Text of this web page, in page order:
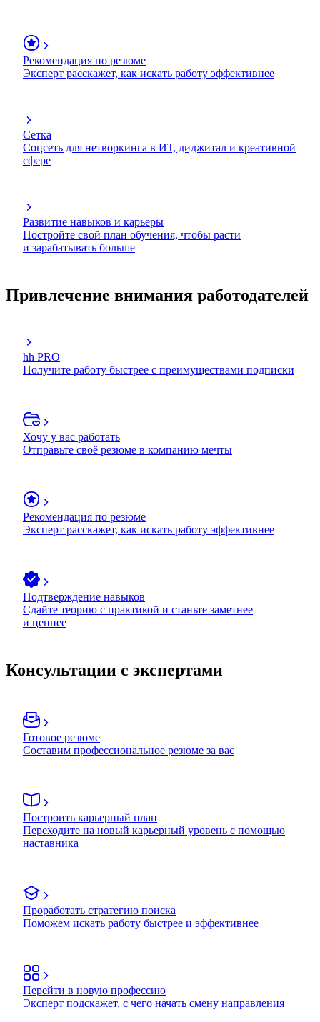
Рекомендация по резюме
Эксперт расскажет, как искать работу эффективнее
Сетка
Соцсеть для нетворкинга в ИТ, диджитал и креативной
сфере
Развитие навыков и карьеры
Постройте свой план обучения, чтобы расти
и зарабатывать больше
Привлечение внимания работодателей
hh PRO
Получите работу быстрее с преимуществами подписки
Хочу у вас работать
Отправьте своё резюме в компанию мечты
Рекомендация по резюме
Эксперт расскажет, как искать работу эффективнее
Подтверждение навыков
Сдайте теорию с практикой и станьте заметнее
и ценнее
Консультации с экспертами
Готовое резюме
Составим профессиональное резюме за вас
Построить карьерный план
Переходите на новый карьерный уровень с помощью
наставника
Проработать стратегию поиска
Поможем искать работу быстрее и эффективнее
Перейти в новую профессию
Эксперт подскажет, с чего начать смену направления